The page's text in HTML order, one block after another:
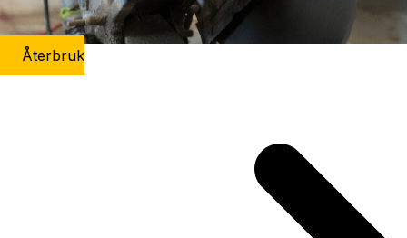
Återbruk